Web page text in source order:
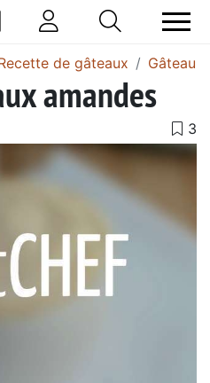
de gâteaux Gâteau
amandes